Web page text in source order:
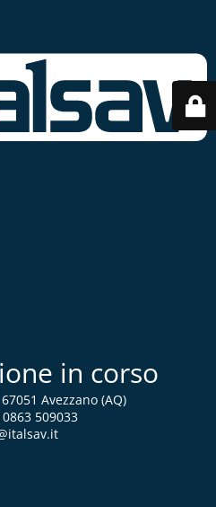
in corso
Avezzano (AQ)
509033